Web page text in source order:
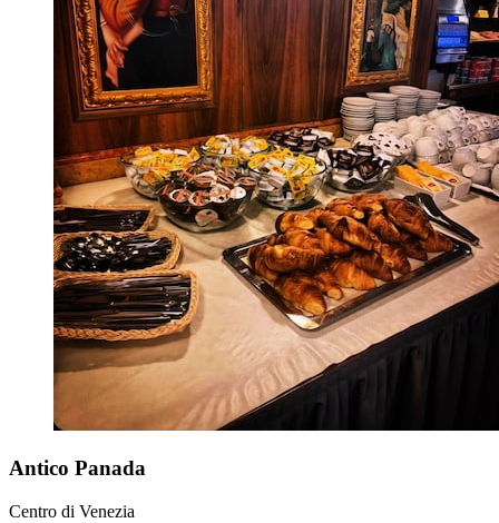
Antico Panada
Centro di Venezia